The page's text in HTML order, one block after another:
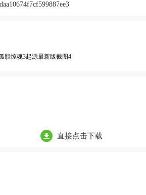
直接点击下载